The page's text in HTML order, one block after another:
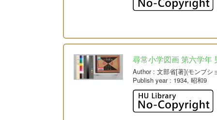
尋常小学図画 第六学年
Author: 文部省[著](モンブシ
Publish year: 1934, 昭和9